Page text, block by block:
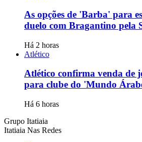
As opções de 'Barba' para
duelo com Bragantino pela
Há 2 horas
Atlético
Atlético confirma venda de
para clube do 'Mundo
Há 6 horas
Grupo Itatiaia
Itatiaia Nas Redes